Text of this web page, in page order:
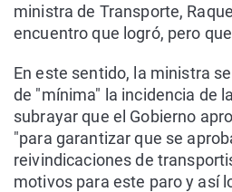
ministra de Transporte,
encuentro que logró, pero
En este sentido, la ministra
de "mínima" la incidencia de
subrayar que el Gobierno
"para garantizar que se
reivindicaciones de
motivos para este paro y así